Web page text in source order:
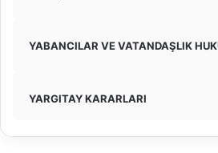
YABANCILAR VE VATANDAŞLIK
YARGITAY KARARLARI